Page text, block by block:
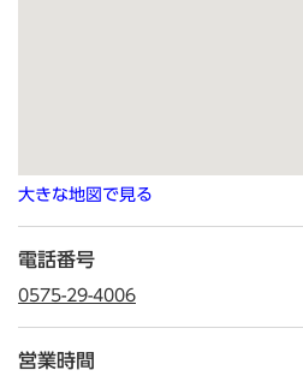
大きな地図で見る
電話番号
0575-29-4006
営業時間